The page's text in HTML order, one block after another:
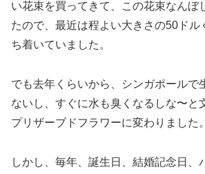
い花束を買ってきて、この花束なんぼ
たので、最近は程よい大きさの50ドル
ち着いていました。
でも去年くらいから、シンガポールで
ないし、すぐに水も臭くなるしな〜と
プリザーブドフラワーに変わりました。
しかし、毎年、誕生日、結婚記念日、